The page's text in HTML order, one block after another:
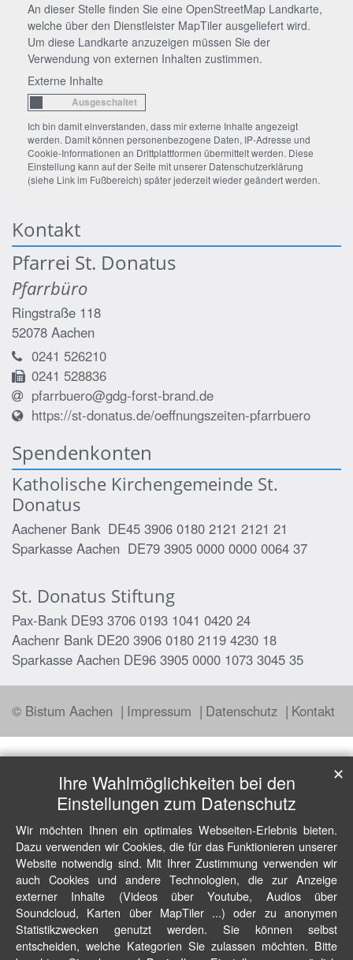
An dieser Stelle finden Sie eine OpenStreetMap Landkarte,
welche über den Dienstleister MapTiler ausgeliefert wird.
Um diese Landkarte anzuzeigen müssen Sie der
Verwendung von externen Inhalten zustimmen.
Externe Inhalte
Ich bin damit einverstanden, dass mir externe Inhalte angezeigt
werden. Damit können personenbezogene Daten, IP-Adresse und
Cookie-Informationen an Drittplattformen übermittelt werden. Diese
Einstellung kann auf der Seite mit unserer Datenschutzerklärung
(siehe Link im Fußbereich) später jederzeit wieder geändert werden.
Kontakt
Pfarrei St. Donatus
Pfarrbüro
Ringstraße 118
52078 Aachen
0241 526210
0241 528836
pfarrbuero@gdg-forst-brand.de
https://st-donatus.de/oeffnungszeiten-pfarrbuero
Spendenkonten
Katholische Kirchengemeinde St.
Donatus
Aachener Bank DE45 3906 0180 2121 2121 21
Sparkasse Aachen DE79 3905 0000 0000 0064 37
St. Donatus Stiftung
Pax-Bank DE93 3706 0193 1041 0420 24
Aachenr Bank DE20 3906 0180 2119 4230 18
Sparkasse Aachen DE96 3905 0000 1073 3045 35
© Bistum Aachen Impressum Datenschutz Kontakt
Ihre Wahlmöglichkeiten bei den
Einstellungen zum Datenschutz
Wir möchten Ihnen ein optimales Webseiten-Erlebnis bieten.
Dazu verwenden wir Cookies, die für das Funktionieren unserer
Website notwendig sind. Mit Ihrer Zustimmung verwenden wir
auch Cookies und andere Technologien, die zur Anzeige
externer Inhalte (Videos über Youtube, Audios über
Soundcloud, Karten über MapTiler ...) oder zu anonymen
Statistikzwecken genutzt werden. Sie können selbst
entscheiden, welche Kategorien Sie zulassen möchten. Bitte
✕